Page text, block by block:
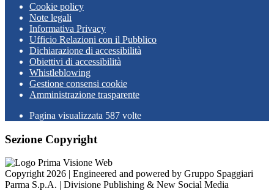
Cookie policy
Note legali
Informativa Privacy
Ufficio Relazioni con il Pubblico
Dichiarazione di accessibilità
Obiettivi di accessibilità
Whistleblowing
Gestione consensi cookie
Amministrazione trasparente
Pagina visualizzata 587 volte
Sezione Copyright
Copyright 2026 | Engineered and powered by Gruppo Spaggiari
Parma S.p.A. | Divisione Publishing & New Social Media